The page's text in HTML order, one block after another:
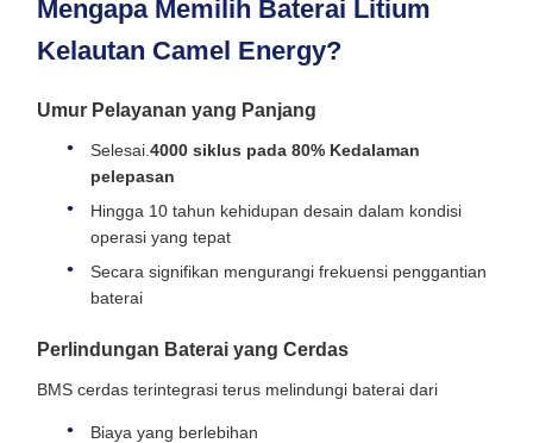
Mengapa Memilih Baterai Litium
Kelautan Camel Energy?
Umur Pelayanan yang Panjang
Selesai. 4000 siklus pada 80% Kedalaman
pelepasan
Hingga 10 tahun kehidupan desain dalam kondisi
operasi yang tepat
Secara signifikan mengurangi frekuensi penggantian
baterai
Perlindungan Baterai yang Cerdas
BMS cerdas terintegrasi terus melindungi baterai dari
Biaya yang berlebihan